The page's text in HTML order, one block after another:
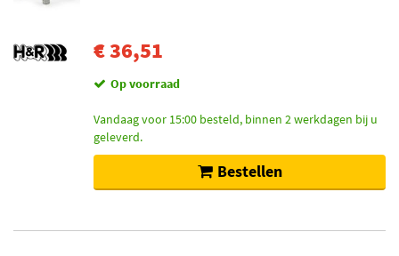
€ 36,51
Op voorraad
Vandaag voor 15:00 besteld, binnen 2 werkdagen bij u
geleverd.
Bestellen